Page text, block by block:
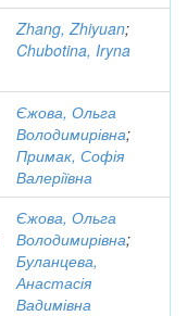
Zhang, Zhiyuan;
Chubotina, Iryna
Єжова, Ольга
Володимирівна;
Примак, Софія
Валеріївна
Єжова, Ольга
Володимирівна;
Буланцева,
Анастасія
Вадимівна